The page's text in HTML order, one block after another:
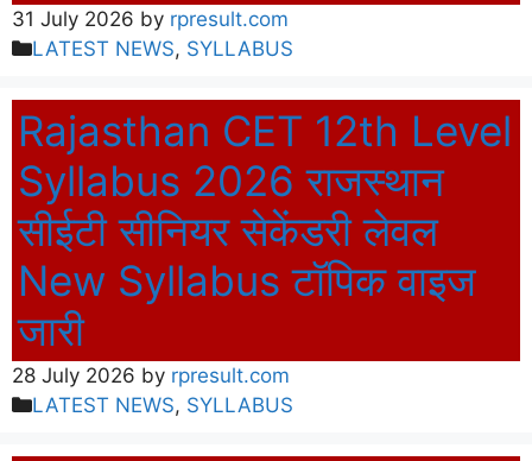
31 July 2026 by rpresult.com
Categories
LATEST NEWS, SYLLABUS
Rajasthan CET 12th Level
Syllabus 2026 राजस्थान
सीईटी सीनियर सेकेंडरी लेवल
New Syllabus टॉपिक वाइज
जारी
28 July 2026 by rpresult.com
Categories
LATEST NEWS, SYLLABUS